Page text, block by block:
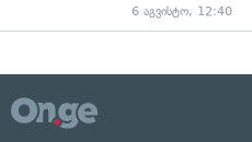
6 აგვისტო, 12:40